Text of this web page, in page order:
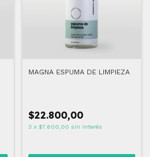
MAGNA ESPUMA DE LIMPIEZA
$22.800,00
3 x $7.600,00 sin interés